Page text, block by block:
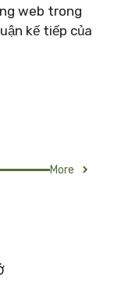
web trong
kế tiếp của
More